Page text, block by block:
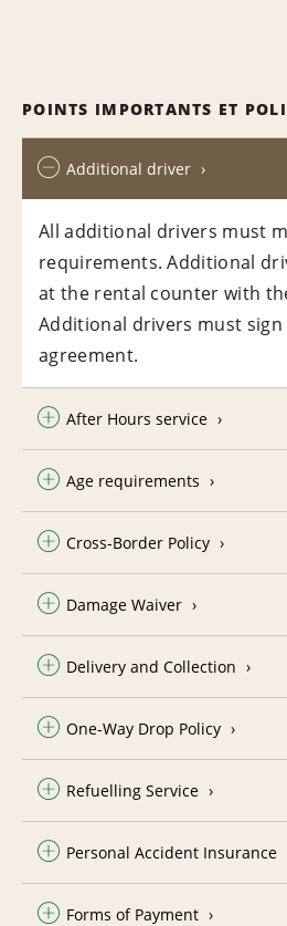
POINTS IMPORTANTS ET
Additional driver
All additional drivers must
requirements. Additional
at the rental counter with
Additional drivers must
agreement.
After Hours service
Age requirements
Cross-Border Policy
Damage Waiver
Delivery and Collection
One-Way Drop Policy
Refuelling Service
Personal Accident Insurance
Forms of Payment